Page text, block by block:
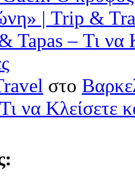
| Trip &
Tapas – Τι να
στο
να Κλείσετε